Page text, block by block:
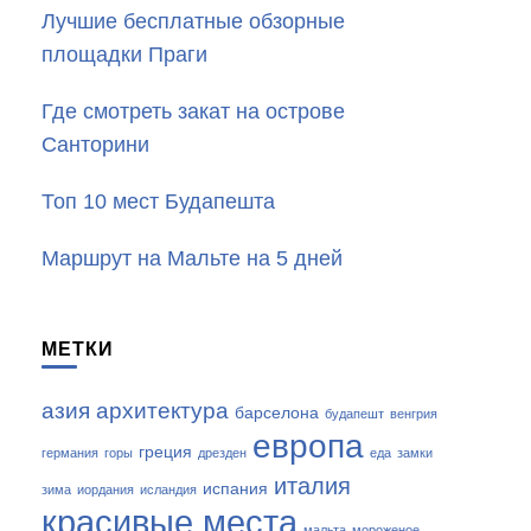
Лучшие бесплатные обзорные
площадки Праги
Где смотреть закат на острове
Санторини
Топ 10 мест Будапешта
Маршрут на Мальте на 5 дней
МЕТКИ
азия архитектура барселона будапешт венгрия
германия горы греция дрезден европа еда замки
зима иордания исландия испания италия
красивые места